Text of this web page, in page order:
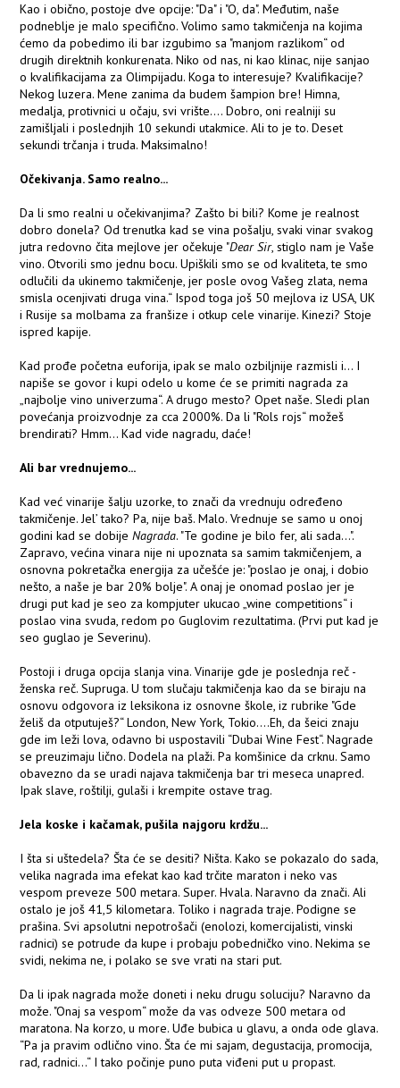
Kao i obično, postoje dve opcije: "Da" i "O, da". Međutim, naše
podneblje je malo specifično. Volimo samo takmičenja na kojima
ćemo da pobedimo ili bar izgubimo sa "manjom razlikom“ od
drugih direktnih konkurenata. Niko od nas, ni kao klinac, nije sanjao
o kvalifikacijama za Olimpijadu. Koga to interesuje? Kvalifikacije?
Nekog luzera. Mene zanima da budem šampion bre! Himna,
medalja, protivnici u očaju, svi vrište.... Dobro, oni realniji su
zamišljali i poslednjih 10 sekundi utakmice. Ali to je to. Deset
sekundi trčanja i truda. Maksimalno!
Očekivanja. Samo realno...
Da li smo realni u očekivanjima? Zašto bi bili? Kome je realnost
dobro donela? Od trenutka kad se vina pošalju, svaki vinar svakog
jutra redovno čita mejlove jer očekuje "Dear Sir, stiglo nam je Vaše
vino. Otvorili smo jednu bocu. Upiškili smo se od kvaliteta, te smo
odlučili da ukinemo takmičenje, jer posle ovog Vašeg zlata, nema
smisla ocenjivati druga vina.“ Ispod toga još 50 mejlova iz USA, UK
i Rusije sa molbama za franšize i otkup cele vinarije. Kinezi? Stoje
ispred kapije.
Kad prođe početna euforija, ipak se malo ozbiljnije razmisli i... I
napiše se govor i kupi odelo u kome će se primiti nagrada za
„najbolje vino univerzuma“. A drugo mesto? Opet naše. Sledi plan
povećanja proizvodnje za cca 2000%. Da li "Rols rojs“ možeš
brendirati? Hmm... Kad vide nagradu, daće!
Ali bar vrednujemo...
Kad već vinarije šalju uzorke, to znači da vrednuju određeno
takmičenje. Jel’ tako? Pa, nije baš. Malo. Vrednuje se samo u onoj
godini kad se dobijeNagrada. "Te godine je bilo fer, ali sada...".
Zapravo, većina vinara nije ni upoznata sa samim takmičenjem, a
osnovna pokretačka energija za učešće je: "poslao je onaj, i dobio
nešto, a naše je bar 20% bolje". A onaj je onomad poslao jer je
drugi put kad je seo za kompjuter ukucao „wine competitions“ i
poslao vina svuda, redom po Guglovim rezultatima. (Prvi put kad je
seo guglao je Severinu).
Postoji i druga opcija slanja vina. Vinarije gde je poslednja reč -
ženska reč. Supruga. U tom slučaju takmičenja kao da se biraju na
osnovu odgovora iz leksikona iz osnovne škole, iz rubrike "Gde
želiš da otputuješ?“ London, New York, Tokio....Eh, da šeici znaju
gde im leži lova, odavno bi uspostavili “Dubai Wine Fest“. Nagrade
se preuzimaju lično. Dodela na plaži. Pa komšinice da crknu. Samo
obavezno da se uradi najava takmičenja bar tri meseca unapred.
Ipak slave, roštilji, gulaši i krempite ostave trag.
Jela koske i kačamak, pušila najgoru krdžu...
I šta si uštedela? Šta će se desiti? Ništa. Kako se pokazalo do sada,
velika nagrada ima efekat kao kad trčite maraton i neko vas
vespom preveze 500 metara. Super. Hvala. Naravno da znači. Ali
ostalo je još 41,5 kilometara. Toliko i nagrada traje. Podigne se
prašina. Svi apsolutni nepotrošači (enolozi, komercijalisti, vinski
radnici) se potrude da kupe i probaju pobedničko vino. Nekima se
svidi, nekima ne, i polako se sve vrati na stari put.
Da li ipak nagrada može doneti i neku drugu soluciju? Naravno da
može. "Onaj sa vespom“ može da vas odveze 500 metara od
maratona. Na korzo, u more. Uđe bubica u glavu, a onda ode glava.
“Pa ja pravim odlično vino. Šta će mi sajam, degustacija, promocija,
rad, radnici...“ I tako počinje puno puta viđeni put u propast.